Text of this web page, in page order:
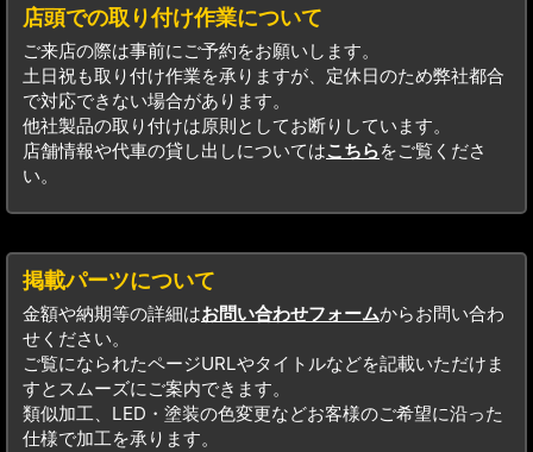
店頭での取り付け作業について
ご来店の際は事前にご予約をお願いします。
土日祝も取り付け作業を承りますが、定休日のため弊社都合
で対応できない場合があります。
他社製品の取り付けは原則としてお断りしています。
店舗情報や代車の貸し出しについてはこちらをご覧くださ
い。
掲載パーツについて
金額や納期等の詳細はお問い合わせフォームからお問い合わ
せください。
ご覧になられたページURLやタイトルなどを記載いただけま
すとスムーズにご案内できます。
類似加工、LED・塗装の色変更などお客様のご希望に沿った
仕様で加工を承ります。